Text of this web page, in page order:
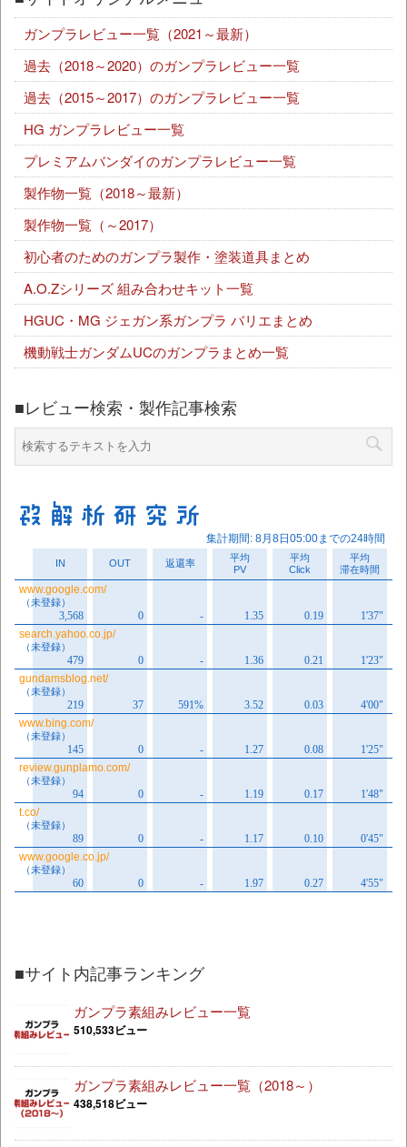
ガンプラレビュー一覧（2021～最新）
過去（2018～2020）のガンプラレビュー一覧
過去（2015～2017）のガンプラレビュー一覧
HG ガンプラレビュー一覧
プレミアムバンダイのガンプラレビュー一覧
製作物一覧（2018～最新）
製作物一覧（～2017）
初心者のためのガンプラ製作・塗装道具まとめ
A.O.Zシリーズ 組み合わせキット一覧
HGUC・MG ジェガン系ガンプラ バリエまとめ
機動戦士ガンダムUCのガンプラまとめ一覧
■レビュー検索・製作記事検索
■サイト内記事ランキング
ガンプラ素組みレビュー一覧
510,533ビュー
ガンプラ素組みレビュー一覧（2018～）
438,518ビュー